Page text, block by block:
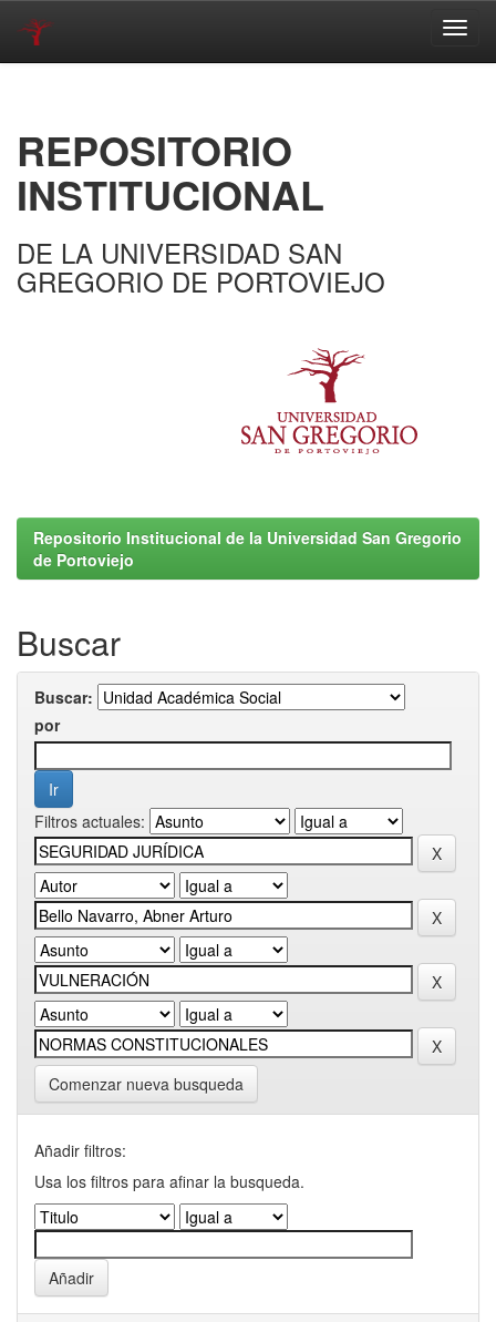
REPOSITORIO
INSTITUCIONAL
DE LA UNIVERSIDAD SAN
GREGORIO DE PORTOVIEJO
Repositorio Institucional de la Universidad San Gregorio
de Portoviejo
Buscar
Buscar:
por
Filtros actuales:
Comenzar nueva busqueda
Añadir filtros:
Usa los filtros para afinar la busqueda.